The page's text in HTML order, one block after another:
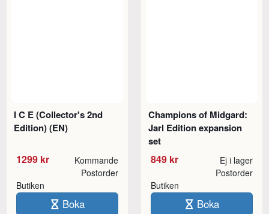
I C E (Collector's 2nd
Edition) (EN)
1299 kr Kommande
Butiken
Postorder
Boka
Champions of Midgard:
Jarl Edition expansion
set
849 kr Ej i lager
Butiken
Postorder
Boka